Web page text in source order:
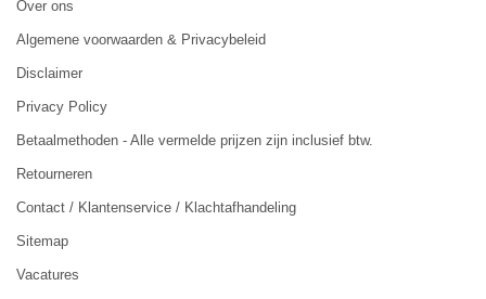
Over ons
Algemene voorwaarden & Privacybeleid
Disclaimer
Privacy Policy
Betaalmethoden - Alle vermelde prijzen zijn inclusief btw.
Retourneren
Contact / Klantenservice / Klachtafhandeling
Sitemap
Vacatures